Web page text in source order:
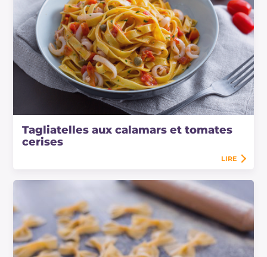
Tagliatelles aux calamars et tomates
cerises
LIRE